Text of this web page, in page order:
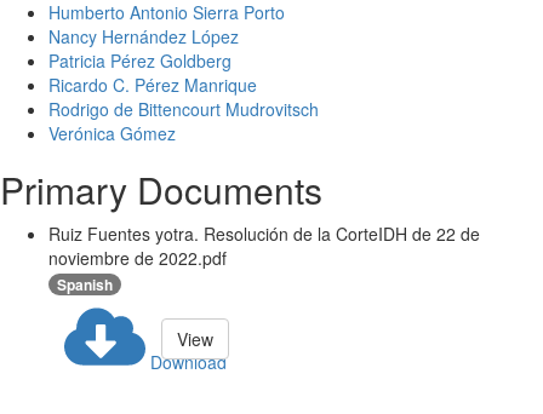
Humberto Antonio Sierra Porto
Nancy Hernández López
Patricia Pérez Goldberg
Ricardo C. Pérez Manrique
Rodrigo de Bittencourt Mudrovitsch
Verónica Gómez
Primary Documents
Ruiz Fuentes yotra. Resolución de la CorteIDH de 22 de
noviembre de 2022.pdf
Spanish
Download
View